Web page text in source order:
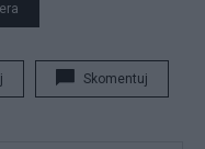
Skomentuj